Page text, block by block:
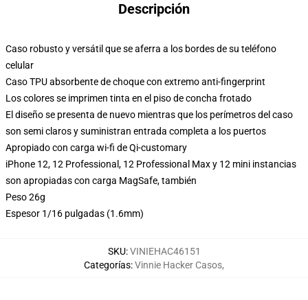
Descripción
Caso robusto y versátil que se aferra a los bordes de su teléfono
celular
Caso TPU absorbente de choque con extremo anti-fingerprint
Los colores se imprimen tinta en el piso de concha frotado
El diseño se presenta de nuevo mientras que los perímetros del caso
son semi claros y suministran entrada completa a los puertos
Apropiado con carga wi-fi de Qi-customary
iPhone 12, 12 Professional, 12 Professional Max y 12 mini instancias
son apropiadas con carga MagSafe, también
Peso 26g
Espesor 1/16 pulgadas (1.6mm)
SKU:VINIEHAC46151
Categorías:Vinnie Hacker Casos,